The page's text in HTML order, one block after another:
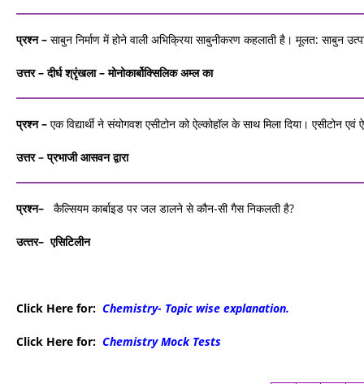
प्रश्न – साबुन निर्माण में होने वाली अभिक्रिया साबुनीकरण कहलाती है। मूलत: साबुन
उत्तर – दीर्घ श्रृंखला – मोनोकार्बोक्सिलिक अम्‍ल का
प्रश्न – एक विद्यार्थी ने संयोगवश एसीटोन को ऐल्‍कोहॉल के साथ मिला दिया।
उत्तर – प्रभाजी आसवन द्वारा
प्रश्‍न– कैल्सियम कार्बाइड पर जल डालने से कौन-सी गैस निकलती है?
उत्‍तर– एसिटिलीन
Click Here for: Chemistry- Topic wise explanation.
Click Here for: Chemistry Mock Tests